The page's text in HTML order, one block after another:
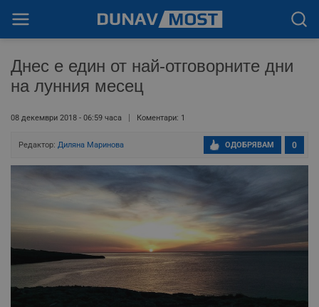
Днес е един от най-отговорните дни
на лунния месец
08 декември 2018 - 06:59 часа Коментари: 1
Редактор: Диляна Маринова 0
ОДОБРЯВАМ